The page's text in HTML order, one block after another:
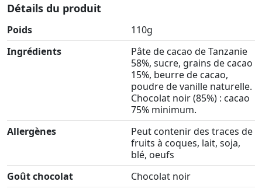
Détails du produit
Poids
110g
Ingrédients
Pâte de cacao de Tanzanie
58%, sucre, grains de cacao
15%, beurre de cacao,
poudre de vanille naturelle.
Chocolat noir (85%) : cacao
75% minimum.
Allergènes
Peut contenir des traces de
fruits à coques, lait, soja,
blé, oeufs
Goût chocolat
Chocolat noir